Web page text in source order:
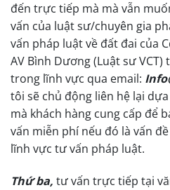
đến trực tiếp mà mà vẫn
vấn của luật sư/chuyên gia
vấn pháp luật về đất đai của
AV Bình Dương (Luật sư
trong lĩnh vực qua email:
tôi sẽ chủ động liên hệ lại
mà khách hàng cung cấp để
vấn miễn phí nếu đó là vấn
lĩnh vực tư vấn pháp luật.
Thứ ba, tư vấn trực tiếp tại